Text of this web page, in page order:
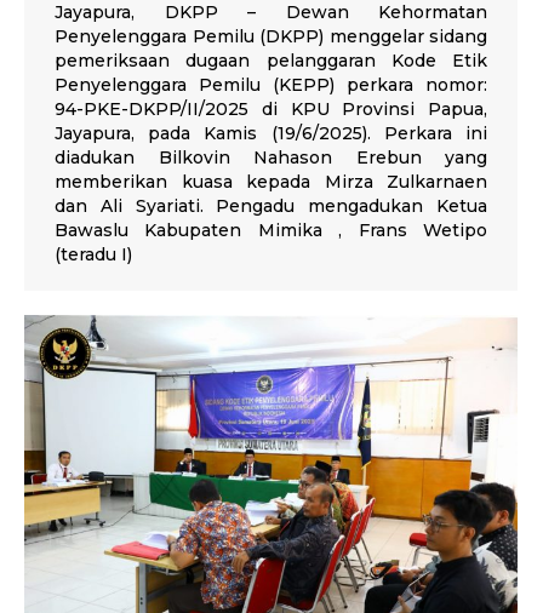
Jayapura, DKPP – Dewan Kehormatan
Penyelenggara Pemilu (DKPP) menggelar sidang
pemeriksaan dugaan pelanggaran Kode Etik
Penyelenggara Pemilu (KEPP) perkara nomor:
94-PKE-DKPP/II/2025 di KPU Provinsi Papua,
Jayapura, pada Kamis (19/6/2025). Perkara ini
diadukan Bilkovin Nahason Erebun yang
memberikan kuasa kepada Mirza Zulkarnaen
dan Ali Syariati. Pengadu mengadukan Ketua
Bawaslu Kabupaten Mimika , Frans Wetipo
(teradu I)